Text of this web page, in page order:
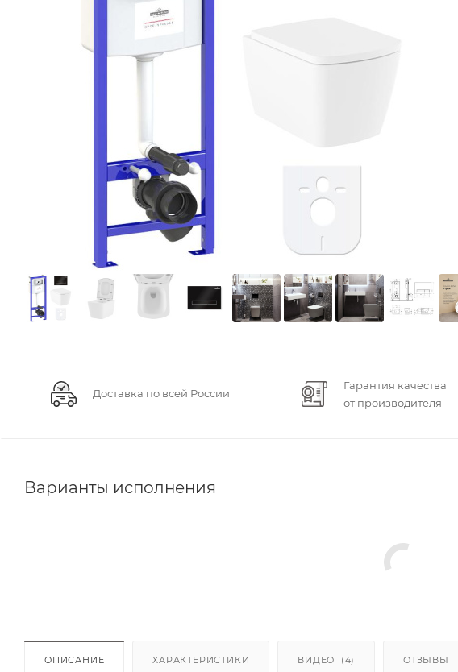
Доставка по всей России
Гарантия качества
от производителя
Варианты исполнения
ОПИСАНИЕ ХАРАКТЕРИСТИКИ ВИДЕО (4) ОТЗЫВЫ